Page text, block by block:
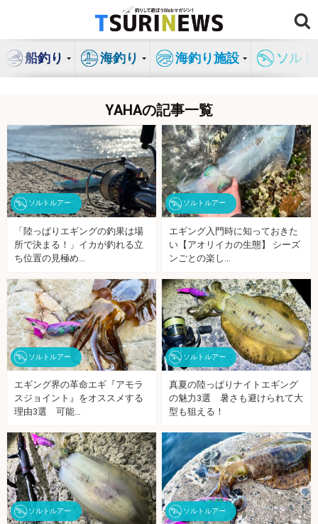
ン
キ
ッ
プ
船釣り 海釣り 海釣り施設 ソル
YAHAの記事一覧
ソルトルアー
「陸っぱりエギングの釣果は場
所で決まる！」イカが釣れる立
ち位置の見極め…
ソルトルアー
エギング入門時に知っておきた
い【アオリイカの生態】 シーズ
ンごとの楽し…
ソルトルアー
エギング界の革命エギ『アモラ
スジョイント』をオススメする
理由3選 可能…
ソルトルアー
真夏の陸っぱりナイトエギング
の魅力3選 暑さも避けられて大
型も狙える！
ソルトルアー ソルトルアー